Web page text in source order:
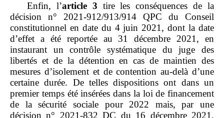
Enfin, l’article 3 tire les conséquences de la
décision n° 2021‑912/913/914 QPC du Conseil
constitutionnel en date du 4 juin 2021, dont la date
d’effet a été reportée au 31 décembre 2021, en
instaurant un contrôle systématique du juge des
libertés et de la détention en cas de maintien des
mesures d’isolement et de contention au‑delà d’une
certaine durée. De telles dispositions ont dans un
premier temps été insérées dans la loi de financement
de la sécurité sociale pour 2022 mais, par une
décision n° 2021‑832 DC du 16 décembre 2021,